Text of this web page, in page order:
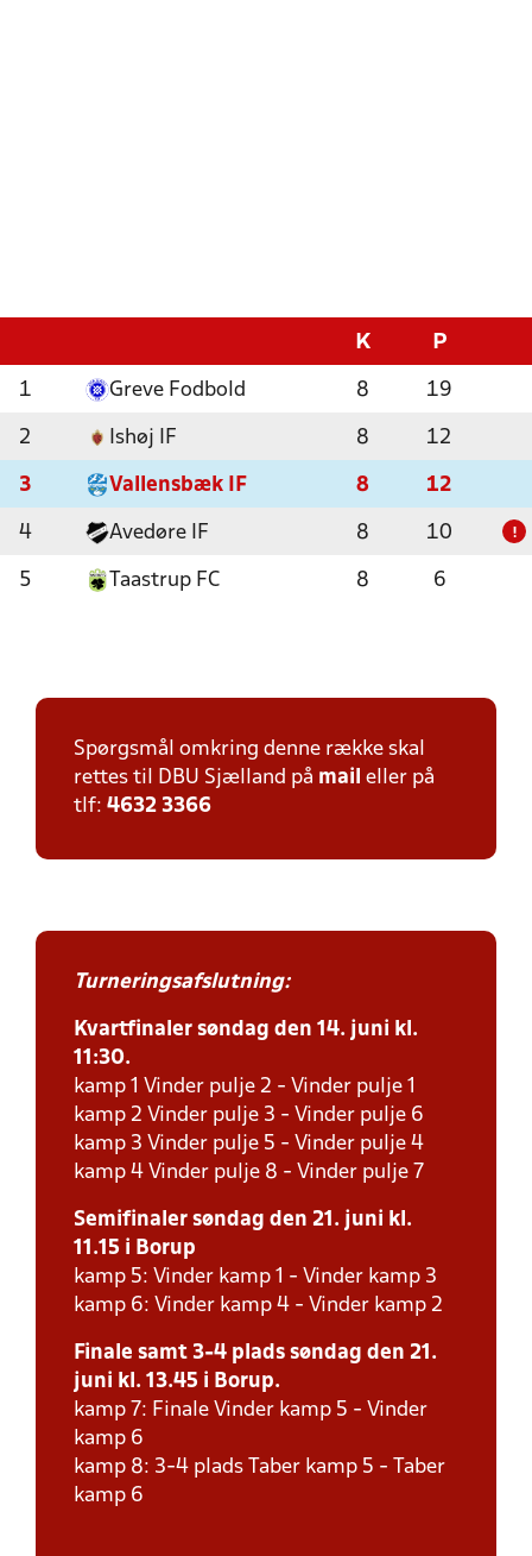
K P
1 Greve Fodbold 8 19
2 Ishøj IF 8 12
3 Vallensbæk IF 8 12
4 Avedøre IF 8 10 !
5 Taastrup FC 8 6
Spørgsmål omkring denne række skal
rettes til DBU Sjælland på mail eller på
tlf: 4632 3366
Turneringsafslutning:
Kvartfinaler søndag den 14. juni kl.
11:30.
kamp 1 Vinder pulje 2 - Vinder pulje 1
kamp 2 Vinder pulje 3 - Vinder pulje 6
kamp 3 Vinder pulje 5 - Vinder pulje 4
kamp 4 Vinder pulje 8 - Vinder pulje 7
Semifinaler søndag den 21. juni kl.
11.15 i Borup
kamp 5: Vinder kamp 1 - Vinder kamp 3
kamp 6: Vinder kamp 4 - Vinder kamp 2
Finale samt 3-4 plads søndag den 21.
juni kl. 13.45 i Borup.
kamp 7: Finale Vinder kamp 5 - Vinder
kamp 6
kamp 8: 3-4 plads Taber kamp 5 - Taber
kamp 6